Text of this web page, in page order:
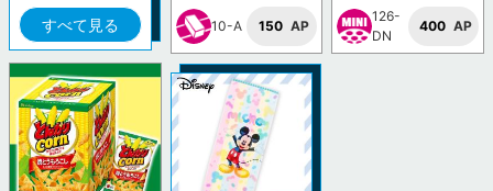
すべて見る 10-A 150 AP
126-
DN
400 AP